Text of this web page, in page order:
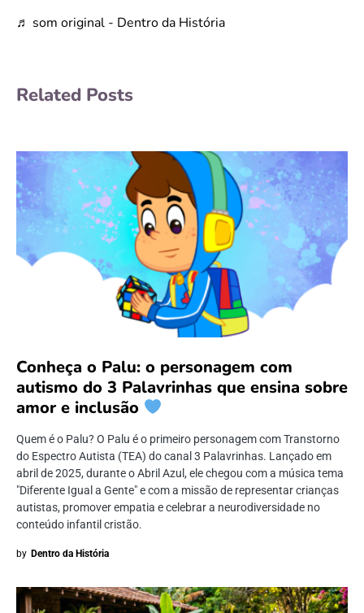
♬ som original - Dentro da História
Related Posts
Conheça o Palu: o personagem com
autismo do 3 Palavrinhas que ensina sobre
amor e inclusão
Quem é o Palu? O Palu é o primeiro personagem com Transtorno
do Espectro Autista (TEA) do canal 3 Palavrinhas. Lançado em
abril de 2025, durante o Abril Azul, ele chegou com a música tema
"Diferente Igual a Gente" e com a missão de representar crianças
autistas, promover empatia e celebrar a neurodiversidade no
conteúdo infantil cristão.
by Dentro da História